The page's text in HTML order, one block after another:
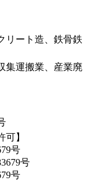
リート造、鉄骨鉄
集運搬業、産業廃
可】
号
号
号